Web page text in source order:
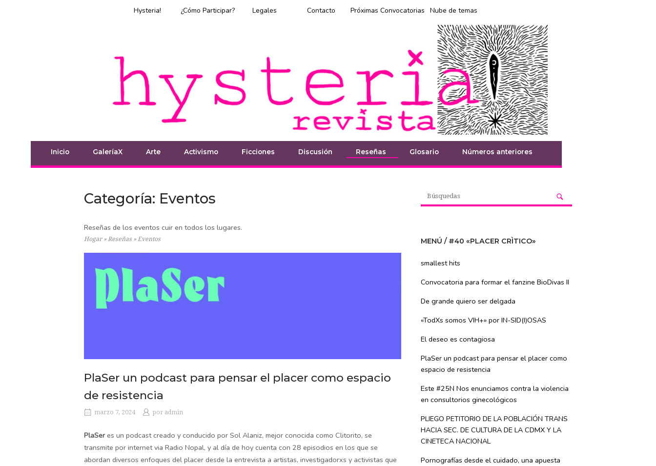
Hysteria! ¿Cómo Participar? Legales Contacto Próximas Convocatorias Nube de temas
Inicio GaleríaX Arte Activismo Ficciones Discusión Reseñas Glosario Números anteriores
Categoría: Eventos
Reseñas de los eventos cuir en todos los lugares.
Hogar » Reseñas »Eventos
PlaSer un podcast para pensar el placer como espacio
de resistencia
marzo 7, 2024 por admin
PlaSeres un podcast creado y conducido por Sol Alaniz, mejor conocida como Clitorito, se
transmite por internet via Radio Nopal, y al día de hoy cuenta con 28 episodios en los que se
abordan diversos enfoques del placer desde la entrevista a artistas, investigadorxs y activistas que
MENÚ / #40 «PLACER CRÌTICO»
smallest hits
Convocatoria para formar el fanzine BioDivas II
De grande quiero ser delgada
«TodXs somos VIH+» por IN-SID(I)OSAS
El deseo es contagiosa
PlaSer un podcast para pensar el placer como
espacio de resistencia
Este #25N Nos enunciamos contra la violencia
en consultorios ginecológicos
PLIEGO PETITORIO DE LA POBLACIÓN TRANS
HACIA SEC. DE CULTURA DE LA CDMX Y LA
CINETECA NACIONAL
Pornografías desde el cuidado, una apuesta